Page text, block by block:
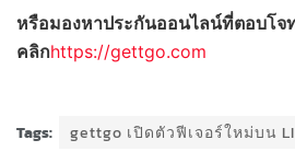
หรือมองหาประกันออนไลน์ที่ตอบโจ
คลิกhttps://gettgo.com
Tags: gettgo เปิดตัวฟีเจอร์ใหม่บน